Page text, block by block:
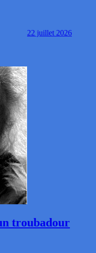
22 juillet 2026
troubadour